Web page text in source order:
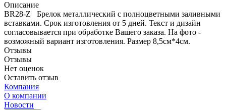
Описание
BR28-Z Брелок металлический с полноцветными заливными
вставками. Срок изготовления от 5 дней. Текст и дизайн
согласовывается при обработке Вашего заказа. На фото -
возможный вариант изготовления. Размер 8,5см*4см.
Отзывы
Отзывы
Нет оценок
Оставить отзыв
Компания
О компании
Новости